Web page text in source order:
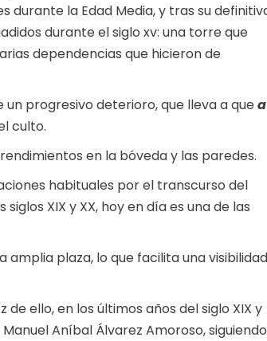
durante la Edad Media, y tras su
durante el siglo xv: una torre que
dependencias que hicieron de
progresivo deterioro, que lleva a quea
culto.
en la bóveda y las paredes.
habituales por el transcurso del
XIX y XX, hoy en día es una de las
amplia plaza, lo que facilita una visibilidad
de ello, en los últimos años del siglo XIX y
Aníbal Álvarez Amoroso, siguiendo